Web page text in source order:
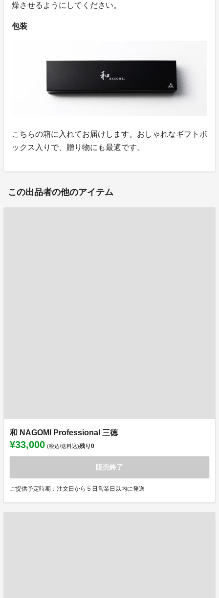
燥させるようにしてください。
包装
こちらの箱に入れてお届けします。おしゃれなギフトボ
ックス入りで、贈り物にも最適です。
この出品者の他のアイテム
和 NAGOMI Professional 三徳
¥33,000 (税込/送料込)残り0
販売終了
ご提供予定時期：注文日から５日営業日以内に発送